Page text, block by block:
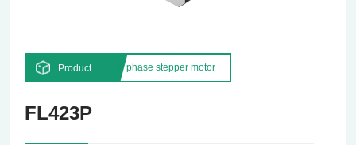
Product 3 phase stepper motor
FL423P